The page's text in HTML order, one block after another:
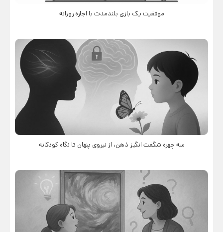
موفقیت یک بازی بلندمدت با اجاره روزانه
سه چهره شگفت انگیز ذهن، از نیروی پنهان تا نگاه کودکانه